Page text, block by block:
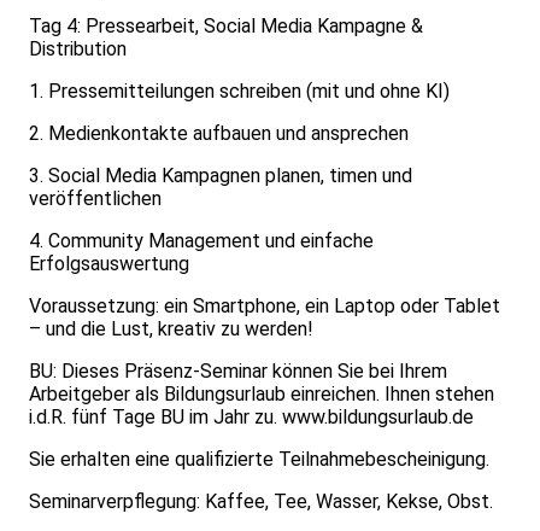
Tag 4: Pressearbeit, Social Media Kampagne &
Distribution
1. Pressemitteilungen schreiben (mit und ohne KI)
2. Medienkontakte aufbauen und ansprechen
3. Social Media Kampagnen planen, timen und
veröffentlichen
4. Community Management und einfache
Erfolgsauswertung
Voraussetzung: ein Smartphone, ein Laptop oder Tablet
– und die Lust, kreativ zu werden!
BU: Dieses Präsenz-Seminar können Sie bei Ihrem
Arbeitgeber als Bildungsurlaub einreichen. Ihnen stehen
i.d.R. fünf Tage BU im Jahr zu. www.bildungsurlaub.de
Sie erhalten eine qualifizierte Teilnahmebescheinigung.
Seminarverpflegung: Kaffee, Tee, Wasser, Kekse, Obst.